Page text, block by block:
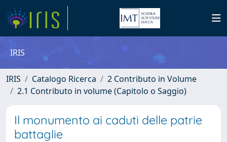
IRIS
IRIS Catalogo Ricerca
2 Contributo in Volume
2.1 Contributo in volume (Capitolo o Saggio)
Il monumento ai caduti delle patrie
battaglie